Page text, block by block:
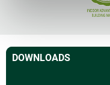
DOWNLOADS